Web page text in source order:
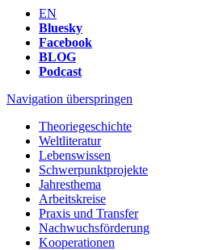
EN
Bluesky
Facebook
BLOG
Podcast
Navigation überspringen
Theoriegeschichte
Weltliteratur
Lebenswissen
Schwerpunktprojekte
Jahresthema
Arbeitskreise
Praxis und Transfer
Nachwuchsförderung
Kooperationen